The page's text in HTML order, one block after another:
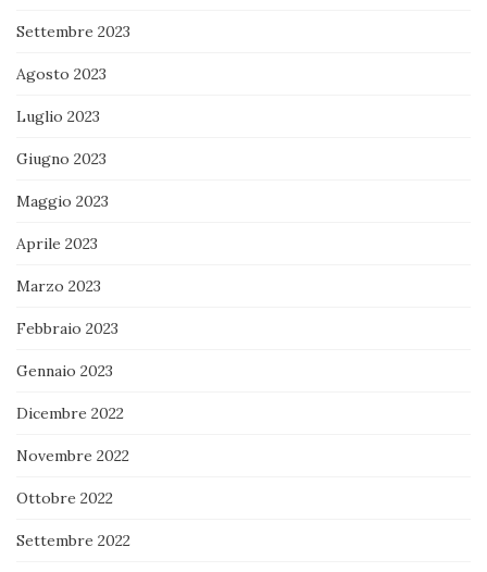
Settembre 2023
Agosto 2023
Luglio 2023
Giugno 2023
Maggio 2023
Aprile 2023
Marzo 2023
Febbraio 2023
Gennaio 2023
Dicembre 2022
Novembre 2022
Ottobre 2022
Settembre 2022